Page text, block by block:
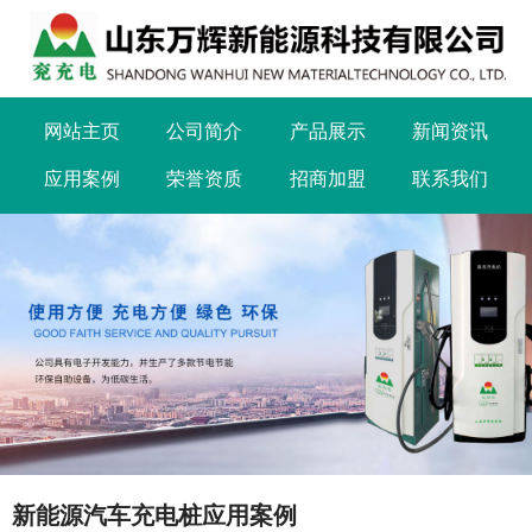
网站主页 公司简介 产品展示 新闻资讯
应用案例 荣誉资质 招商加盟 联系我们
新能源汽车充电桩应用案例